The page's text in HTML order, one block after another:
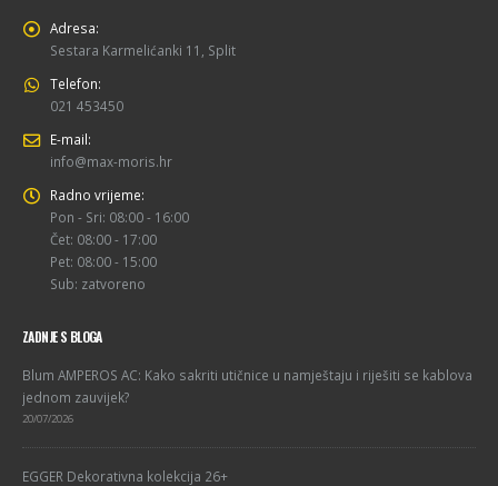
Adresa:
Sestara Karmelićanki 11, Split
Telefon:
021 453450
E-mail:
info@max-moris.hr
Radno vrijeme:
Pon - Sri: 08:00 - 16:00
Čet: 08:00 - 17:00
Pet: 08:00 - 15:00
Sub: zatvoreno
ZADNJE S BLOGA
Blum AMPEROS AC: Kako sakriti utičnice u namještaju i riješiti se kablova
jednom zauvijek?
20/07/2026
EGGER Dekorativna kolekcija 26+